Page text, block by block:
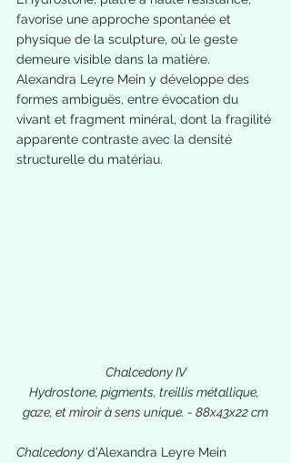
favorise une approche spontanée et
physique de la sculpture, où le geste
demeure visible dans la matière.
Alexandra Leyre Mein y développe des
formes ambiguës, entre évocation du
vivant et fragment minéral, dont la fragilité
apparente contraste avec la densité
structurelle du matériau.
Chalcedony IV
Hydrostone, pigments, treillis métallique,
gaze, et miroir à sens unique. - 88x43x22 cm
Chalcedony d’Alexandra Leyre Mein